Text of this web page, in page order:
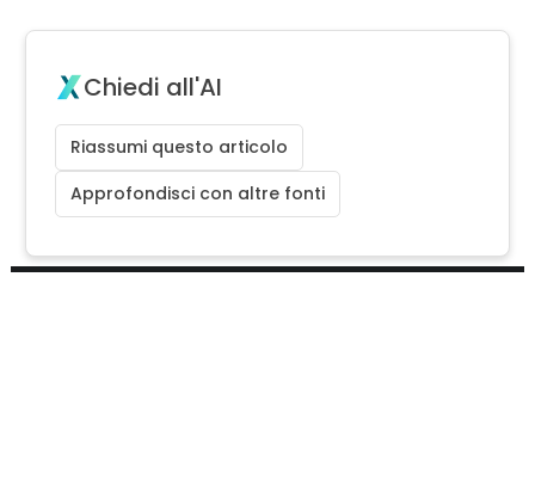
Chiedi all'AI
Riassumi questo articolo
Approfondisci con altre fonti